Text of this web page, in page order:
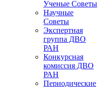
Ученые Советы
Научные
Советы
Экспертная
группа ДВО
РАН
Конкурсная
комиссия ДВО
РАН
Периодические